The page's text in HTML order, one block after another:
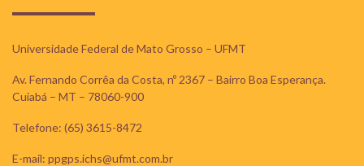
Universidade Federal de Mato Grosso – UFMT
Av. Fernando Corrêa da Costa, nº 2367 – Bairro Boa Esperança.
Cuiabá – MT – 78060-900
Telefone: (65) 3615-8472
E-mail: ppgps.ichs@ufmt.com.br